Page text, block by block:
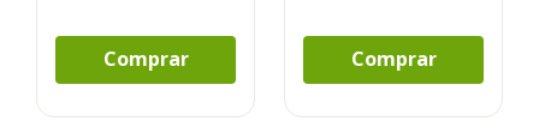
Comprar Comprar